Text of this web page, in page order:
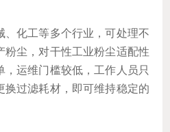
、化工等多个行业，可处理不
粉尘，对干性工业粉尘适配性
运维门槛较低，工作人员只
换过滤耗材，即可维持稳定的